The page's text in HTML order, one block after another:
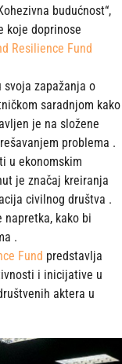
budućnost“,
koje doprinose
Resilience Fund
svoja zapažanja o
saradnjom kako
je na složene
problema .
u ekonomskim
je značaj kreiranja
civilnog društva .
kako bi
.
Fund predstavlja
i inicijative u
aktera u